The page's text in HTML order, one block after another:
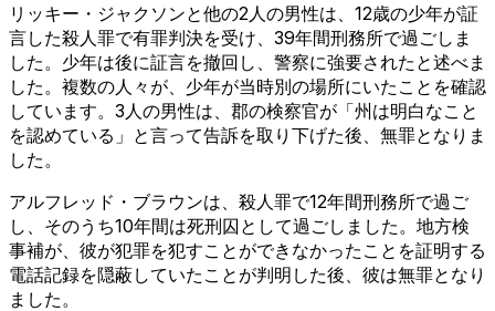
リッキー・ジャクソンと他の2人の男性は、12歳の少年が証
言した殺人罪で有罪判決を受け、39年間刑務所で過ごしま
した。少年は後に証言を撤回し、警察に強要されたと述べま
した。複数の人々が、少年が当時別の場所にいたことを確認
しています。3人の男性は、郡の検察官が「州は明白なこと
を認めている」と言って告訴を取り下げた後、無罪となりま
した。
アルフレッド・ブラウンは、殺人罪で12年間刑務所で過ご
し、そのうち10年間は死刑囚として過ごしました。地方検
事補が、彼が犯罪を犯すことができなかったことを証明する
電話記録を隠蔽していたことが判明した後、彼は無罪となり
ました。